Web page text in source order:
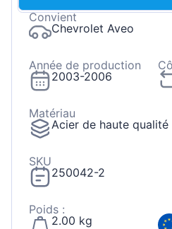
Convient
Chevrolet Aveo
Année de production
2003-2006
Matériau
Acier de haute qualité
SKU
250042-2
Poids :
2.00 kg